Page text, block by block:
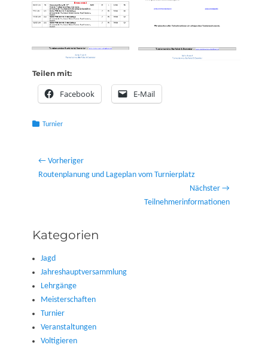
Teilen mit:
Facebook E-Mail
Kategorien
Turnier
Beitragsnavigation
← Vorheriger
Vorheriger
Routenplanung und Lageplan vom Turnierplatz
Nächster →
Teilnehmerinformationen
Kategorien
Jagd
Jahreshauptversammlung
Lehrgänge
Meisterschaften
Turnier
Veranstaltungen
Voltigieren